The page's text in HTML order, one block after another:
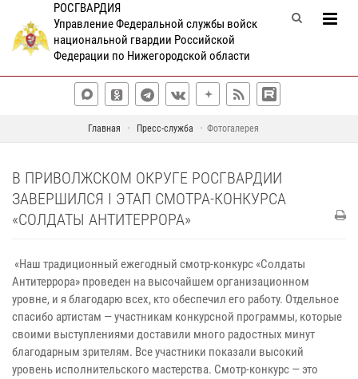
РОСГВАРДИЯ
Управление Федеральной службы войск
национальной гвардии Российской
Федерации по Нижегородской области
Главная Пресс-служба Фотогалерея
В ПРИВОЛЖСКОМ ОКРУГЕ РОСГВАРДИИ
ЗАВЕРШИЛСЯ I ЭТАП СМОТРА-КОНКУРСА
«СОЛДАТЫ АНТИТЕРРОРА»
«Наш традиционный ежегодный смотр-конкурс «Солдаты
Антитеррора» проведен на высочайшем организационном
уровне, и я благодарю всех, кто обеспечил его работу. Отдельное
спасибо артистам — участникам конкурсной программы, которые
своими выступлениями доставили много радостных минут
благодарным зрителям. Все участники показали высокий
уровень исполнительского мастерства. Смотр-конкурс — это